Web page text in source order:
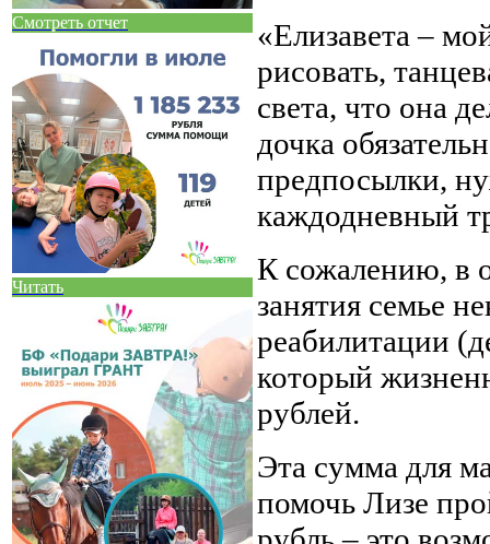
Смотреть отчет
Читать
«Елизавета –
рисовать,
света, что она
дочка
предпосылки,
каждодневный
К сожалению, в
занятия семье
реабилитации
который
рублей.
Эта сумма для
помочь Лизе